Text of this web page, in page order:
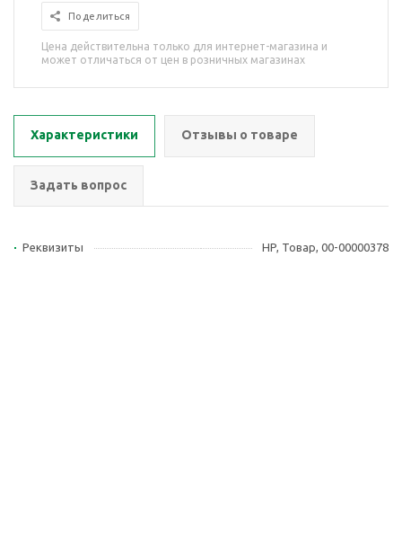
Поделиться
Цена действительна только для интернет-магазина и
может отличаться от цен в розничных магазинах
Характеристики Отзывы о товаре
Задать вопрос
Реквизиты HP, Товар, 00-00000378